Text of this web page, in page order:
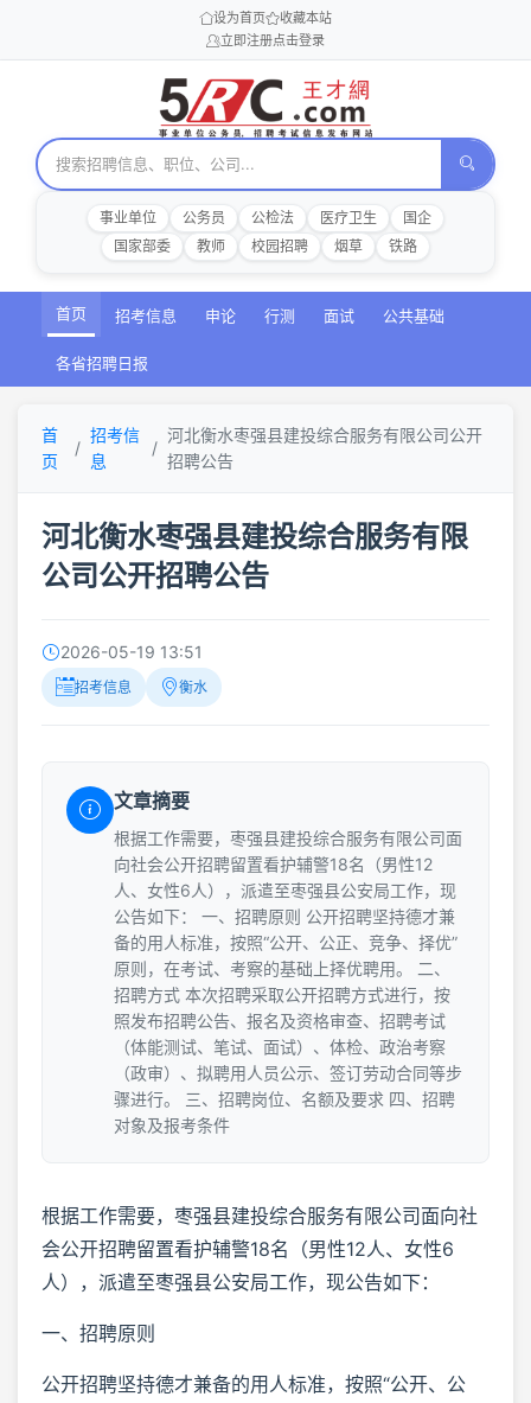
设为首页
收藏本站
立即注册点击登录
事业单位 公务员 公检法 医疗卫生
国企
国家部委
教师 校园招聘 烟草 铁路
首页 招考信息 申论 行测 面试 公共基础
各省招聘日报
首
页
招考信
息
河北衡水枣强县建投综合服务有限公司公开
招聘公告
河北衡水枣强县建投综合服务有限
公司公开招聘公告
2026-05-19 13:51
招考信息 衡水
文章摘要
根据工作需要，枣强县建投综合服务有限公司面
向社会公开招聘留置看护辅警18名（男性12
人、女性6人），派遣至枣强县公安局工作，现
公告如下： 一、招聘原则 公开招聘坚持德才兼
备的用人标准，按照“公开、公正、竞争、择优”
原则，在考试、考察的基础上择优聘用。 二、
招聘方式 本次招聘采取公开招聘方式进行，按
照发布招聘公告、报名及资格审查、招聘考试
（体能测试、笔试、面试）、体检、政治考察
（政审）、拟聘用人员公示、签订劳动合同等步
骤进行。 三、招聘岗位、名额及要求 四、招聘
对象及报考条件
根据工作需要，枣强县建投综合服务有限公司面向社
会公开招聘留置看护辅警18名（男性12人、女性6
人），派遣至枣强县公安局工作，现公告如下：
一、招聘原则
公开招聘坚持德才兼备的用人标准，按照“公开、公